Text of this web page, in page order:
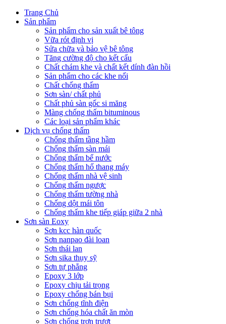
Trang Chủ
Sản phẩm
Sản phẩm cho sản xuất bê tông
Vữa rót định vị
Sửa chữa và bảo vệ bê tông
Tăng cường độ cho kết cấu
Chất chám khe và chất kết dính đàn hồi
Sản phẩm cho các khe nối
Chất chống thấm
Sơn sàn/ chất phủ
Chất phủ sàn gốc si măng
Màng chống thấm bituminous
Các loại sản phẩm khác
Dịch vụ chống thấm
Chống thấm tầng hầm
Chống thấm sàn mái
Chống thấm bể nước
Chống thấm hố thang máy
Chống thấm nhà vệ sinh
Chống thấm ngược
Chống thấm tường nhà
Chống dột mái tôn
Chống thấm khe tiếp giáp giữa 2 nhà
Sơn sàn Eoxy
Sơn kcc hàn quốc
Sơn nanpao đài loan
Sơn thái lan
Sơn sika thụy sỹ
Sơn tự phẳng
Epoxy 3 lớp
Epoxy chịu tải trọng
Epoxy chống bán bụi
Sơn chống tĩnh điện
Sơn chống hóa chất ăn mòn
Sơn chống trơn trượt